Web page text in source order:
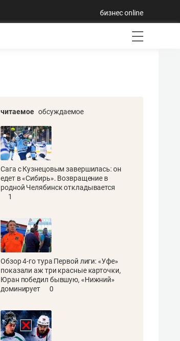
бизнес online
читаемое обсуждаемое
Сага с Кузнецовым завершилась: он
едет в «Сибирь». Возвращение в
родной Челябинск откладывается
1
Обзор 4-го тура Первой лиги: «Уфе»
показали аж три красные карточки,
Юран победил бывшую, «Нижний»
доминирует
0